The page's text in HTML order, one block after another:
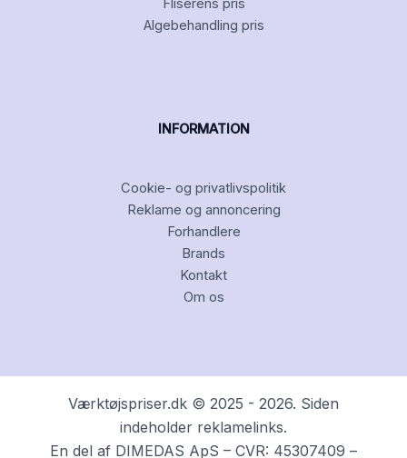
Fliserens pris
Algebehandling pris
INFORMATION
Cookie- og privatlivspolitik
Reklame og annoncering
Forhandlere
Brands
Kontakt
Om os
Værktøjspriser.dk © 2025 - 2026. Siden
indeholder reklamelinks.
En del af DIMEDAS ApS – CVR: 45307409 –